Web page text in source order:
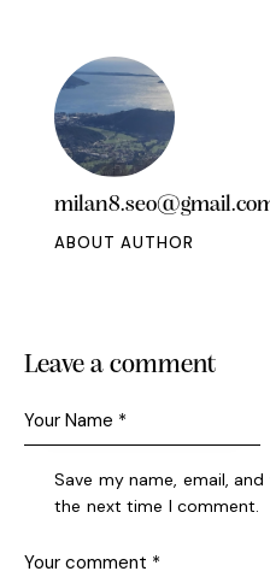
ABOUT AUTHOR
Leave a comment
Save my name, email,
the next time I comment.